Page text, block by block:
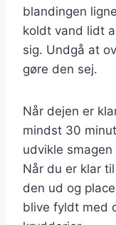
blandingen
koldt vand lidt
sig. Undgå at
gøre den sej.
Når dejen er
mindst 30
udvikle
Når du er klar
den ud og
blive fyldt med